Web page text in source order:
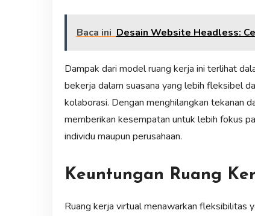
Baca ini Desain Website Headless:
Dampak dari model ruang kerja ini terlihat
bekerja dalam suasana yang lebih fleksibel
kolaborasi. Dengan menghilangkan tekanan
memberikan kesempatan untuk lebih fokus
individu maupun perusahaan.
Keuntungan Ruang
Ruang kerja virtual menawarkan fleksibilitas